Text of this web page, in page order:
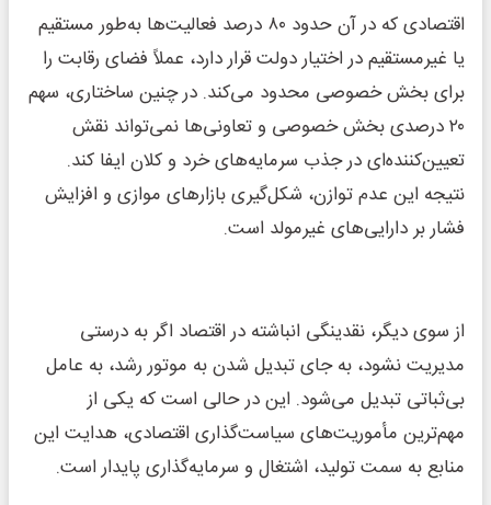
اقتصادی که در آن حدود ۸۰ درصد فعالیت‌ها به‌طور مستقیم
یا غیرمستقیم در اختیار دولت قرار دارد، عملاً فضای رقابت را
برای بخش خصوصی محدود می‌کند. در چنین ساختاری، سهم
۲۰ درصدی بخش خصوصی و تعاونی‌ها نمی‌تواند نقش
تعیین‌کننده‌ای در جذب سرمایه‌های خرد و کلان ایفا کند.
نتیجه این عدم توازن، شکل‌گیری بازارهای موازی و افزایش
فشار بر دارایی‌های غیرمولد است.
از سوی دیگر، نقدینگی انباشته در اقتصاد اگر به درستی
مدیریت نشود، به جای تبدیل شدن به موتور رشد، به عامل
بی‌ثباتی تبدیل می‌شود. این در حالی است که یکی از
مهم‌ترین مأموریت‌های سیاست‌گذاری اقتصادی، هدایت این
منابع به سمت تولید، اشتغال و سرمایه‌گذاری پایدار است.